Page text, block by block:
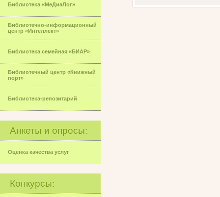
Библиотека «МеДиаЛог»
Библиотечно-информационный
центр «Интеллект»
Библиотека семейная «БИАР»
Библиотечный центр «Книжный
порт»
Библиотека-репозитарий
Анкеты и опросы:
Оценка качества услуг
Конкурсы: